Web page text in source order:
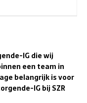
IG die wij
een team in
belangrijk is voor
IG bij SZR